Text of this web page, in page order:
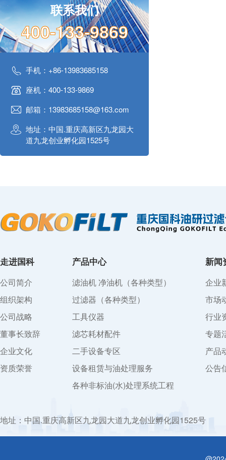
联系我们
400-133-9869
手机：+86-13983685158
座机：400-133-9869
邮箱：13983685158@163.com
地址：中国.重庆高新区九龙园大
道九龙创业孵化园1525号
走进国科
公司简介
组织架构
公司战略
董事长致辞
企业文化
资质荣誉
产品中心
滤油机 净油机（各种类型）
过滤器（各种类型）
工具仪器
滤芯耗材配件
二手设备专区
设备租赁与油处理服务
各种非标油(水)处理系统工程
新闻
企业
市场
行业
专题
产品
公告
地址：中国.重庆高新区九龙园大道九龙创业孵化园1525号